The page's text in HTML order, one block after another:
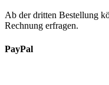
Ab der dritten Bestellung
Rechnung erfragen.
PayPal